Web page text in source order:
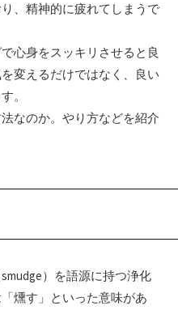
、精神的に疲れてしまうで
心身をスッキリさせると良
変えるだけではなく、良い
。
なのか。やり方などを紹介
）を語源に持つ浄化
燻す」といった意味があ